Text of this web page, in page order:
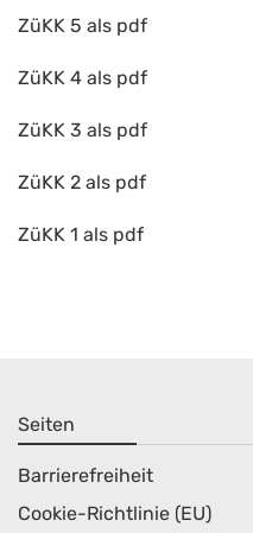
ZüKK 5 als pdf
ZüKK 4 als pdf
ZüKK 3 als pdf
ZüKK 2 als pdf
ZüKK 1 als pdf
Seiten
Barrierefreiheit
Cookie-Richtlinie (EU)